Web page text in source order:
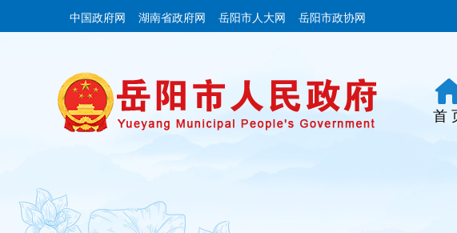
中国政府网 湖南省政府网 岳阳市人大网 岳阳市政协网
首